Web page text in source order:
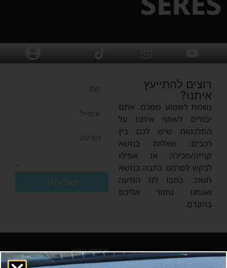
רוצים להתייעץ
איתנו?
נשמח לשמוע ממכם. אתם
יכולים לשתף איתנו על
התלבטות שיש לכם בין
רכבים, שאלות בנושא
קנייה/מכירה או אפילו
לבקש לפרסם כתבה בנושא
חשוב. כתבו לנו הודעה
ואנחנו נחזור אליכם
בהקדם.
שליחה
תפריט ראשי
SERES